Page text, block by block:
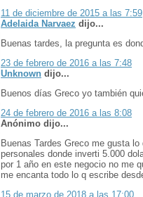
11 de diciembre de 2015 a las 7:59
Adelaida Narvaez dijo...
Buenas tardes, la pregunta es
23 de febrero de 2016 a las 7:48
Unknown dijo...
Buenos días Greco yo también
24 de febrero de 2016 a las 8:08
Anónimo dijo...
Buenas Tardes Greco me gusta
personales donde inverti 5.000
por 1 año en este negocio no me
me encanta todo lo q escribe
15 de marzo de 2018 a las 17:00